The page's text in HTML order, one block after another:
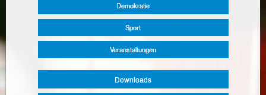
Demokratie
Sport
Veranstaltungen
Downloads